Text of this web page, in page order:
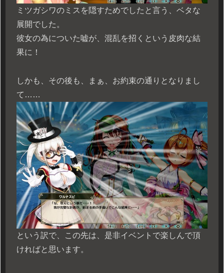
ミツガシワのミスを隠すためでしたと言う、ベタな
展開でした。
彼女の為についた嘘が、混乱を招くという皮肉な結
果に！
しかも、その後も、まぁ、お約束の通りとなりまし
て……
という訳で、この先は、是非イベントで楽しんで頂
ければと思います。